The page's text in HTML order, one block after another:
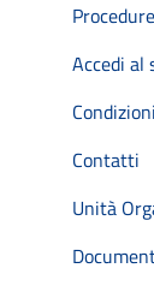
Accedi al
Contatti
Unità